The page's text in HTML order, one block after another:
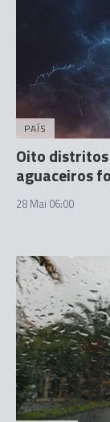
PAÍS
Oito
aguaceiros
28 Mai 06:00